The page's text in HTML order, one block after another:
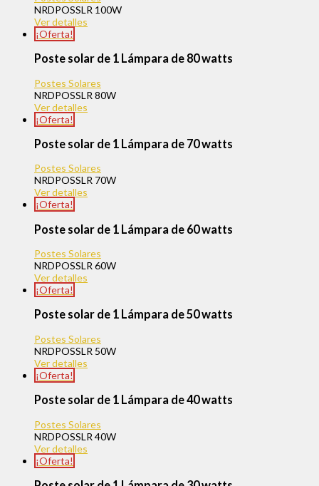
NRDPOSSLR 100W
Ver detalles
¡Oferta!
Poste solar de 1 Lámpara de 80 watts
Postes Solares
NRDPOSSLR 80W
Ver detalles
¡Oferta!
Poste solar de 1 Lámpara de 70 watts
Postes Solares
NRDPOSSLR 70W
Ver detalles
¡Oferta!
Poste solar de 1 Lámpara de 60 watts
Postes Solares
NRDPOSSLR 60W
Ver detalles
¡Oferta!
Poste solar de 1 Lámpara de 50 watts
Postes Solares
NRDPOSSLR 50W
Ver detalles
¡Oferta!
Poste solar de 1 Lámpara de 40 watts
Postes Solares
NRDPOSSLR 40W
Ver detalles
¡Oferta!